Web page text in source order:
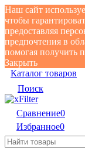
Наш сайт
чтобы
предоставляя
предпочтения в
помогая получить
Закрыть
Каталог товаров
Поиск
Сравнение0
Избранное0